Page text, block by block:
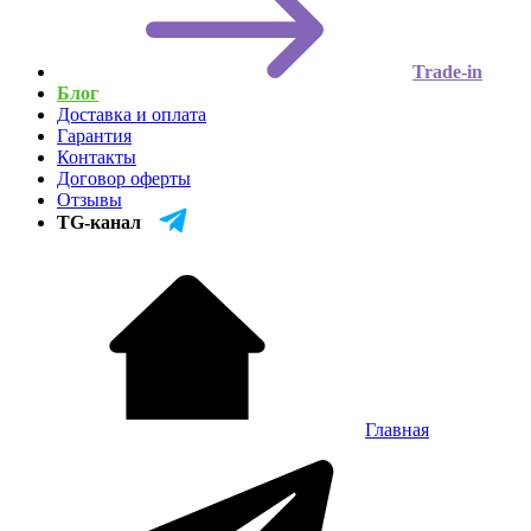
Trade-in
Блог
Доставка и оплата
Гарантия
Контакты
Договор оферты
Отзывы
TG-канал
Главная